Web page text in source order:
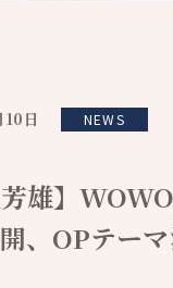
日 NEWS
芳雄】
、OPテー